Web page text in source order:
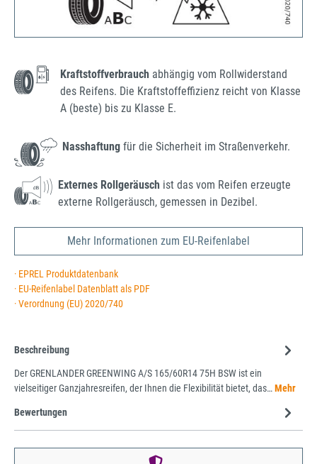
Kraftstoffverbrauch abhängig vom Rollwiderstand
des Reifens. Die Kraftstoffeffizienz reicht von Klasse
A (beste) bis zu Klasse E.
Nasshaftung für die Sicherheit im Straßenverkehr.
Externes Rollgeräusch ist das vom Reifen erzeugte
externe Rollgeräusch, gemessen in Dezibel.
Mehr Informationen zum EU-Reifenlabel
· EPREL Produktdatenbank
· EU-Reifenlabel Datenblatt als PDF
· Verordnung (EU) 2020/740
Beschreibung
Der GRENLANDER GREENWING A/S 165/60R14 75H BSW ist ein
vielseitiger Ganzjahresreifen, der Ihnen die Flexibilität bietet, das…Mehr
Bewertungen